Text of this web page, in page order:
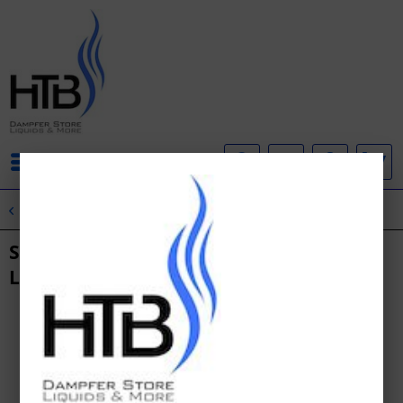
SC - Red Line - Double Apple Nikotinsalz
Liquid 10ml